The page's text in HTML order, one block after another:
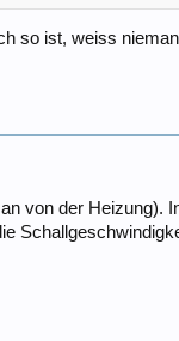
so ist, weiss
von der